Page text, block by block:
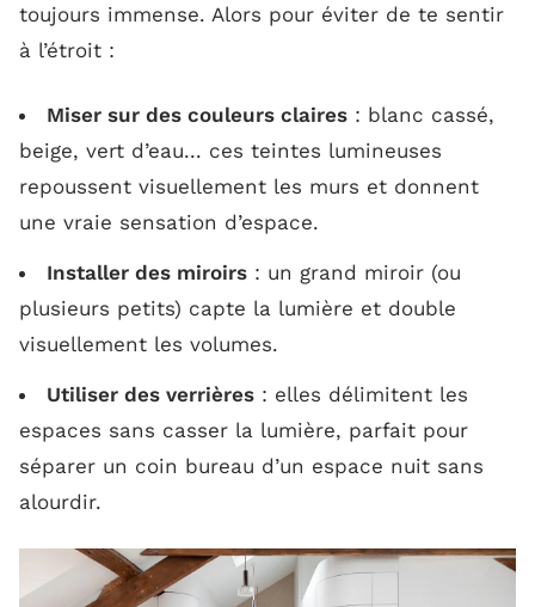
toujours immense. Alors pour éviter de te sentir
à l’étroit :
Miser sur des couleurs claires : blanc cassé,
beige, vert d’eau... ces teintes lumineuses
repoussent visuellement les murs et donnent
une vraie sensation d’espace.
Installer des miroirs : un grand miroir (ou
plusieurs petits) capte la lumière et double
visuellement les volumes.
Utiliser des verrières : elles délimitent les
espaces sans casser la lumière, parfait pour
séparer un coin bureau d’un espace nuit sans
alourdir.